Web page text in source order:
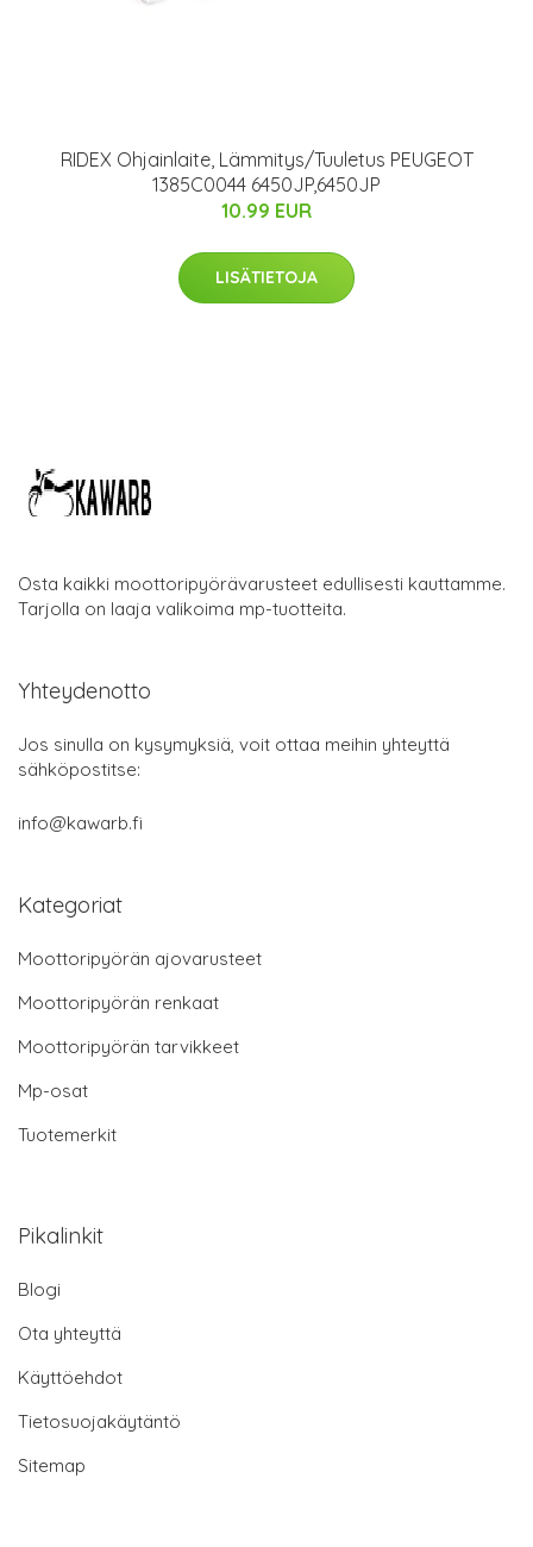
RIDEX Ohjainlaite, Lämmitys/Tuuletus PEUGEOT
1385C0044 6450JP,6450JP
10.99 EUR
LISÄTIETOJA
Osta kaikki moottoripyörävarusteet edullisesti kauttamme.
Tarjolla on laaja valikoima mp-tuotteita.
Yhteydenotto
Jos sinulla on kysymyksiä, voit ottaa meihin yhteyttä
sähköpostitse:
info@kawarb.fi
Kategoriat
Moottoripyörän ajovarusteet
Moottoripyörän renkaat
Moottoripyörän tarvikkeet
Mp-osat
Tuotemerkit
Pikalinkit
Blogi
Ota yhteyttä
Käyttöehdot
Tietosuojakäytäntö
Sitemap